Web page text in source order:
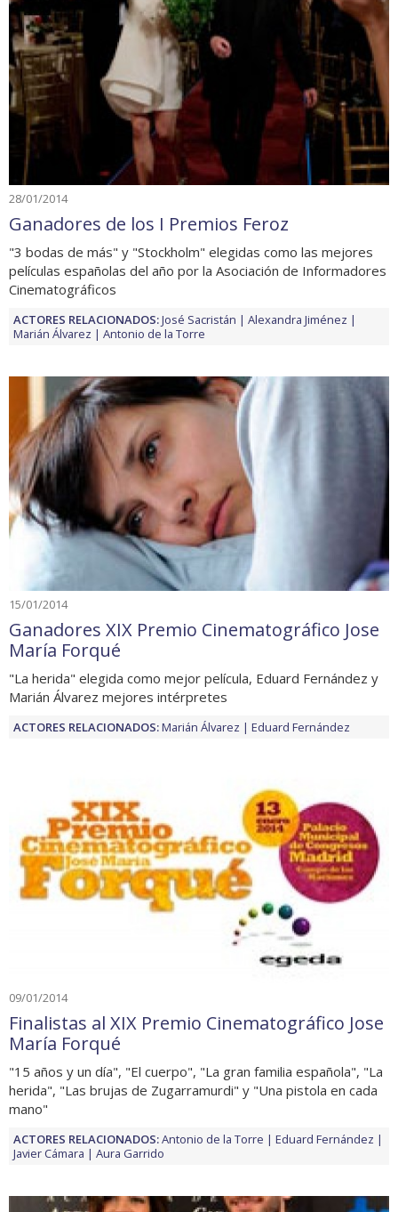
28/01/2014
Ganadores de los I Premios Feroz
"3 bodas de más" y "Stockholm" elegidas como las mejores
películas españolas del año por la Asociación de Informadores
Cinematográficos
ACTORES RELACIONADOS:José Sacristán
Alexandra Jiménez
Marián Álvarez
Antonio de la Torre
15/01/2014
Ganadores XIX Premio Cinematográfico Jose
María Forqué
"La herida" elegida como mejor película, Eduard Fernández y
Marián Álvarez mejores intérpretes
ACTORES RELACIONADOS:Marián Álvarez Eduard Fernández
09/01/2014
Finalistas al XIX Premio Cinematográfico Jose
María Forqué
"15 años y un día", "El cuerpo", "La gran familia española", "La
herida", "Las brujas de Zugarramurdi" y "Una pistola en cada
mano"
ACTORES RELACIONADOS:Antonio de la Torre
Eduard Fernández
Javier Cámara
Aura Garrido